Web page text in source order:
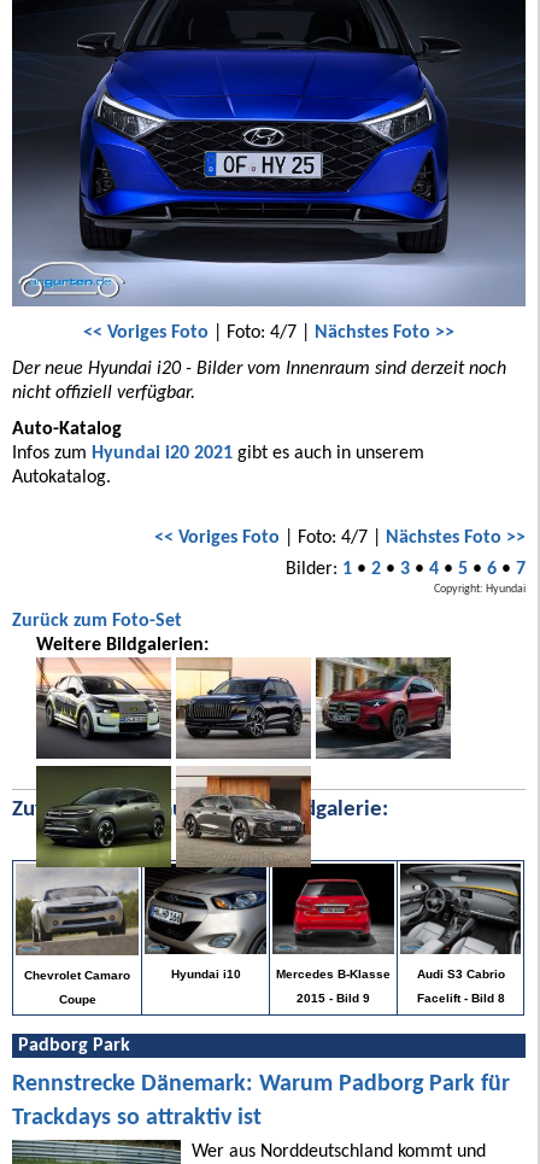
<< Voriges Foto | Foto: 4/7 | Nächstes Foto >>
Der neue Hyundai i20 - Bilder vom Innenraum sind derzeit noch
nicht offiziell verfügbar.
Auto-Katalog
Infos zum Hyundai i20 2021 gibt es auch in unserem
Autokatalog.
<< Voriges Foto | Foto: 4/7 | Nächstes Foto >>
Bilder: 1• 2• 3• 4• 5• 6• 7
Copyright: Hyundai
Zurück zum Foto-Set
Weitere Bildgalerien:
Zufällige Bilder aus unserer Bildgalerie:
Chevrolet Camaro
Coupe
Hyundai i10
Mercedes B-Klasse
2015 - Bild 9
Audi S3 Cabrio
Facelift - Bild 8
Padborg Park
Rennstrecke Dänemark: Warum Padborg Park für
Trackdays so attraktiv ist
Wer aus Norddeutschland kommt und